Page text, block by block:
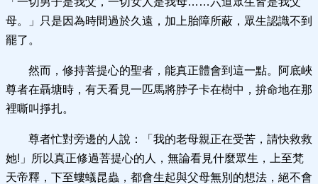
母。」只是因為時間過於久遠，加上胎障所蔽，眾生認識不到
罷了。
然而，修持菩提心的聖者，能真正體會到這一點。阿底峽
尊者在聶塘時，有天看見一匹馬將脖子卡在樹中，拚命地在那
裡嘶叫掙扎。
尊者忙對旁邊的人說：「我的老母親正在受苦，請快救救
她!」所以真正修過菩提心的人，無論看見什麼眾生，上至梵
天帝釋，下至螻蟻昆蟲，都會生起與父母無別的想法，絕不會